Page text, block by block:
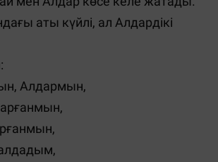
аты күйлі, ал Алдардікі
Алдармын,